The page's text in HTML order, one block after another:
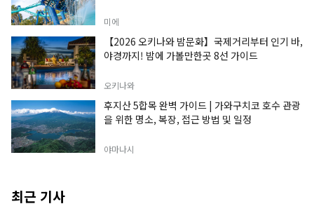
미에
【2026 오키나와 밤문화】국제거리부터 인기 바,
야경까지! 밤에 가볼만한곳 8선 가이드
오키나와
후지산 5합목 완벽 가이드 | 가와구치코 호수 관광
을 위한 명소, 복장, 접근 방법 및 일정
야마나시
최근 기사